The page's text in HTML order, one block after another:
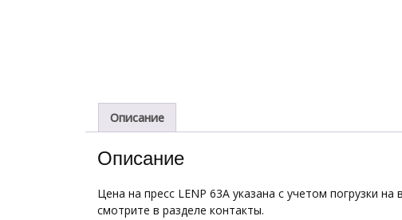
Описание
Описание
Цена на пресс LENP 63A указана с учетом погрузки
смотрите в разделе контакты.